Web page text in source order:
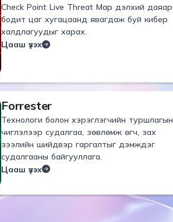
Check Point Live Threat Мар дэлхий даяар
бодит цаг хугацаанд явагдаж буй кибер
халдлагуудыг харах.
Цааш үзэх
Forrester
Технологи болон хэрэглэгчийн туршлагын
чиглэлээр судалгаа, зөвлөмж өгч, зах
зээлийн шийдвэр гаргалтыг дэмждэг
судалгааны байгууллага.
Цааш үзэх